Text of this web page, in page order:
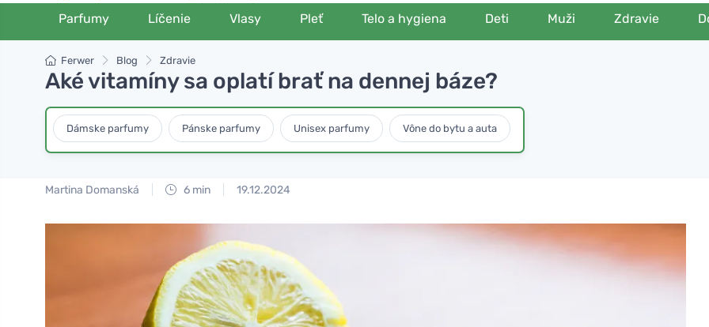
Parfumy Líčenie Vlasy Pleť Telo a hygiena Deti Muži Zdravie
Ferwer Blog Zdravie
Aké vitamíny sa oplatí brať na dennej báze?
Dámske parfumy Pánske parfumy Unisex parfumy Vône do bytu a auta
Martina Domanská 6 min 19.12.2024